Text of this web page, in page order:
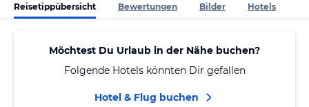
Reisetippübersicht Bewertungen Bilder Hotels
Möchtest Du Urlaub in der Nähe buchen?
Folgende Hotels könnten Dir gefallen
Hotel & Flug buchen